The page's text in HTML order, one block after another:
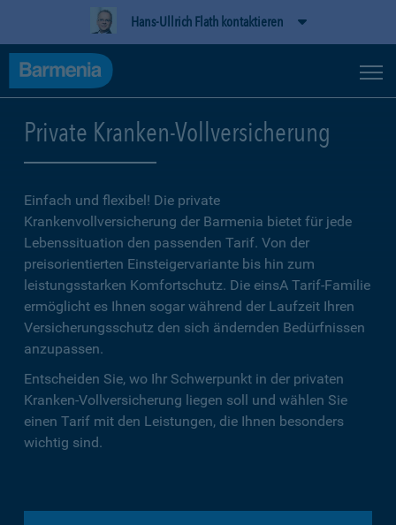
Hans-Ullrich Flath kontaktieren
Private Kranken-Vollversicherung
Einfach und flexibel! Die private
Krankenvollversicherung der Barmenia bietet für jede
Lebenssituation den passenden Tarif. Von der
preisorientierten Einsteigervariante bis hin zum
leistungsstarken Komfortschutz. Die einsA Tarif-Familie
ermöglicht es Ihnen sogar während der Laufzeit Ihren
Versicherungsschutz den sich ändernden Bedürfnissen
anzupassen.
Entscheiden Sie, wo Ihr Schwerpunkt in der privaten
Kranken-Vollversicherung liegen soll und wählen Sie
einen Tarif mit den Leistungen, die Ihnen besonders
wichtig sind.